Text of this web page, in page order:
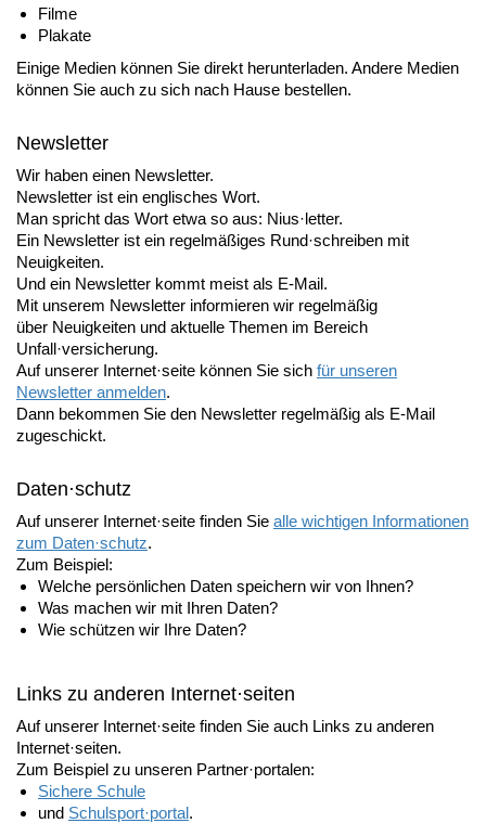
Filme
Plakate
Einige Medien können Sie direkt herunterladen. Andere Medien
können Sie auch zu sich nach Hause bestellen.
Newsletter
Wir haben einen Newsletter.
Newsletter ist ein englisches Wort.
Man spricht das Wort etwa so aus: Nius·letter.
Ein Newsletter ist ein regelmäßiges Rund·schreiben mit
Neuigkeiten.
Und ein Newsletter kommt meist als E-Mail.
Mit unserem Newsletter informieren wir regelmäßig
über Neuigkeiten und aktuelle Themen im Bereich
Unfall·versicherung.
Auf unserer Internet·seite können Sie sich für unseren
Newsletter anmelden.
Dann bekommen Sie den Newsletter regelmäßig als E-Mail
zugeschickt.
Daten·schutz
Auf unserer Internet·seite finden Sie alle wichtigen Informationen
zum Daten·schutz.
Zum Beispiel:
Welche persönlichen Daten speichern wir von Ihnen?
Was machen wir mit Ihren Daten?
Wie schützen wir Ihre Daten?
Links zu anderen Internet·seiten
Auf unserer Internet·seite finden Sie auch Links zu anderen
Internet·seiten.
Zum Beispiel zu unseren Partner·portalen:
Sichere Schule
und Schulsport·portal.